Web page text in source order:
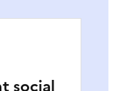
social